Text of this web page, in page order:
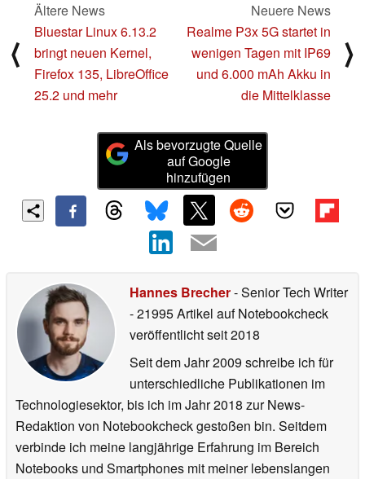
⟨
Ältere News
Bluestar Linux 6.13.2
bringt neuen Kernel,
Firefox 135, LibreOffice
25.2 und mehr
Neuere News
Realme P3x 5G startet in
wenigen Tagen mit IP69
und 6.000 mAh Akku in
die Mittelklasse
⟩
Als bevorzugte Quelle
auf Google
hinzufügen
Hannes Brecher- Senior Tech Writer
- 21995 Artikel auf Notebookcheck
veröffentlichtseit 2018
Seit dem Jahr 2009 schreibe ich für
unterschiedliche Publikationen im
Technologiesektor, bis ich im Jahr 2018 zur News-
Redaktion von Notebookcheck gestoßen bin. Seitdem
verbinde ich meine langjährige Erfahrung im Bereich
Notebooks und Smartphones mit meiner lebenslangen